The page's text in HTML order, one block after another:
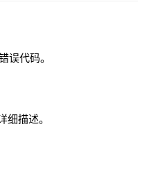
误代码。
细描述。